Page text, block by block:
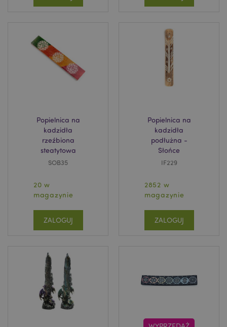
Popielnica na
kadzidła
rzeźbiona
steatytowa
SOB35
20 w
magazynie
ZALOGUJ
Popielnica na
kadzidła
podłużna -
Słońce
IF229
2852 w
magazynie
ZALOGUJ